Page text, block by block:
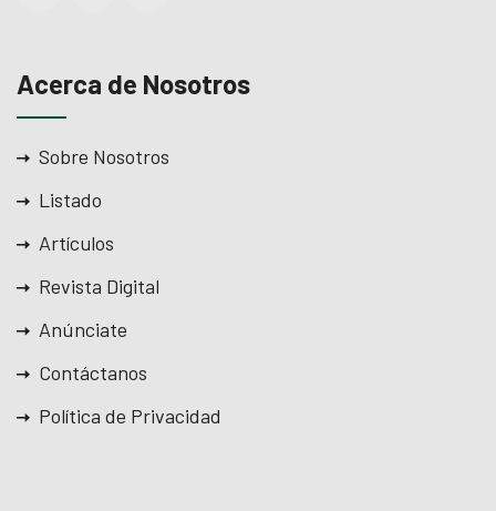
Acerca de Nosotros
Sobre Nosotros
Listado
Artículos
Revista Digital
Anúnciate
Contáctanos
Política de Privacidad